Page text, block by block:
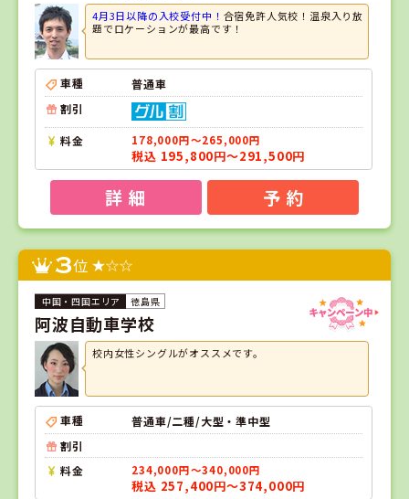
4月3日以降の入校受付中！ 合宿免許人気校！温泉入り放
題でロケーションが最高です！
車種
普通車
割引
料金 178,000円～265,000円
税込 195,800円～291,500円
詳 細 予 約
3位
徳島県
阿波自動車学校
校内女性シングルがオススメです。
車種
普通車/二種/大型・準中型
割引
料金
234,000円～340,000円
税込 257,400円～374,000円